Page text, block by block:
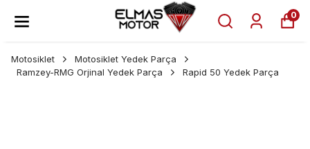
0
Motosiklet
Motosiklet Yedek Parça
Ramzey-RMG Orjinal Yedek Parça
Rapid 50 Yedek Parça